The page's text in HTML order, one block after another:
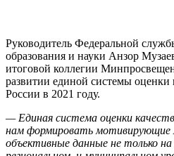
Руководитель Федеральной
образования и науки Анзор
итоговой коллегии
развитии единой системы оценки
России в 2021 году.
— Единая система оценки
нам формировать мотивирующие
объективные данные не только